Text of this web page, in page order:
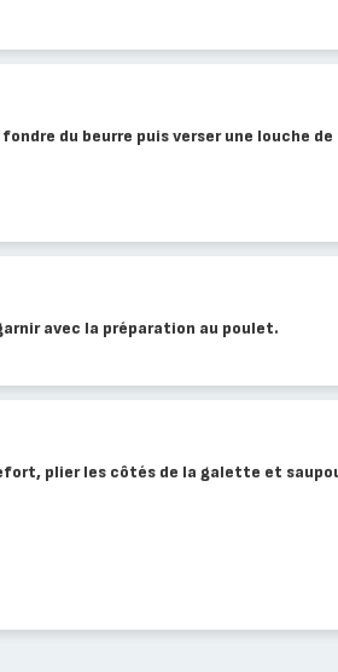
du beurre puis verser une louche
avec la préparation au poulet.
plier les côtés de la galette et